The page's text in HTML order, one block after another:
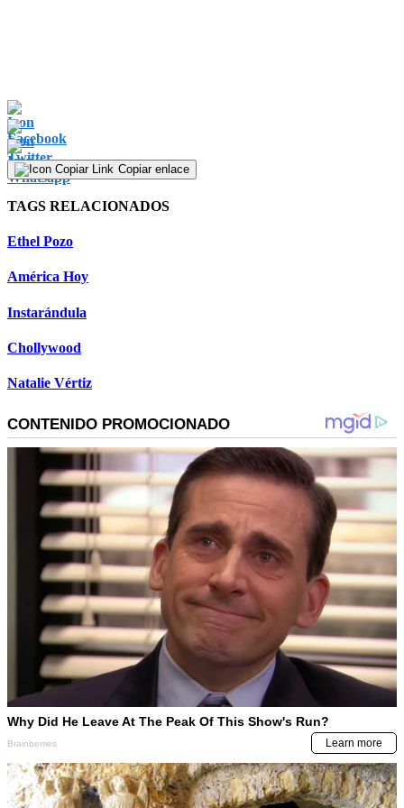
Copiar enlace
TAGS RELACIONADOS
Ethel Pozo
América Hoy
Instarándula
Chollywood
Natalie Vértiz